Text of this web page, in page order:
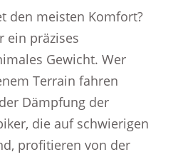
den meisten Komfort?
ein präzises
Gewicht. Wer
Terrain fahren
Dämpfung der
die auf schwierigen
profitieren von der